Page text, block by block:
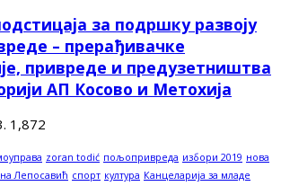
за подршку развоју
– прерађивачке
привреде и предузетништва
АП Косово и Метохија
1,872
zoran todić пољопривреда избори 2019 нова
Лепосавић спорт култура Канцеларија за младе